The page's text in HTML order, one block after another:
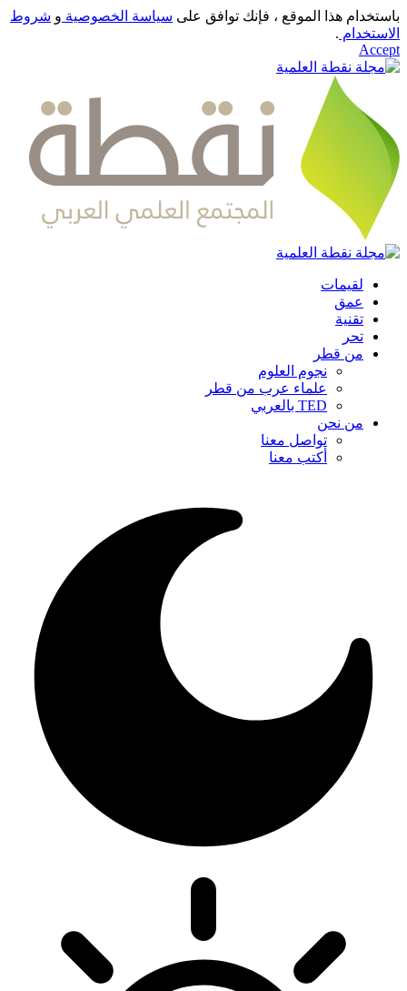
باستخدام هذا الموقع ، فإنك توافق على سياسة الخصوصية و شروط
الاستخدام .
Accept
لقيمات
عمق
تقنية
تحر
من قطر
نجوم العلوم
علماء عرب من قطر
TED بالعربي
من نحن
تواصل معنا
أكتب معنا